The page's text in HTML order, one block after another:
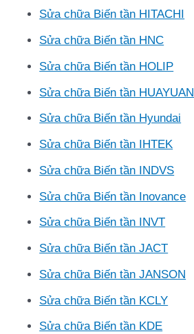
Sửa chữa Biến tần HITACHI
Sửa chữa Biến tần HNC
Sửa chữa Biến tần HOLIP
Sửa chữa Biến tần HUAYUAN
Sửa chữa Biến tần Hyundai
Sửa chữa Biến tần IHTEK
Sửa chữa Biến tần INDVS
Sửa chữa Biến tần Inovance
Sửa chữa Biến tần INVT
Sửa chữa Biến tần JACT
Sửa chữa Biến tần JANSON
Sửa chữa Biến tần KCLY
Sửa chữa Biến tần KDE